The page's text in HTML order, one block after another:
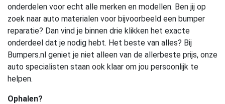
onderdelen voor echt alle merken en modellen. Ben jij op
zoek naar auto materialen voor bijvoorbeeld een bumper
reparatie? Dan vind je binnen drie klikken het exacte
onderdeel dat je nodig hebt. Het beste van alles? Bij
Bumpers.nl geniet je niet alleen van de allerbeste prijs, onze
auto specialisten staan ook klaar om jou persoonlijk te
helpen.
Ophalen?